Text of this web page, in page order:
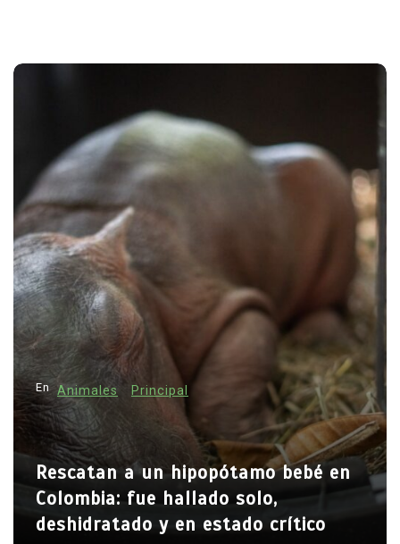
bebé en
crítico
Principal
Emjay impulsa el ‘pop
cantante mexicana quiere
camino a una nueva
femenina